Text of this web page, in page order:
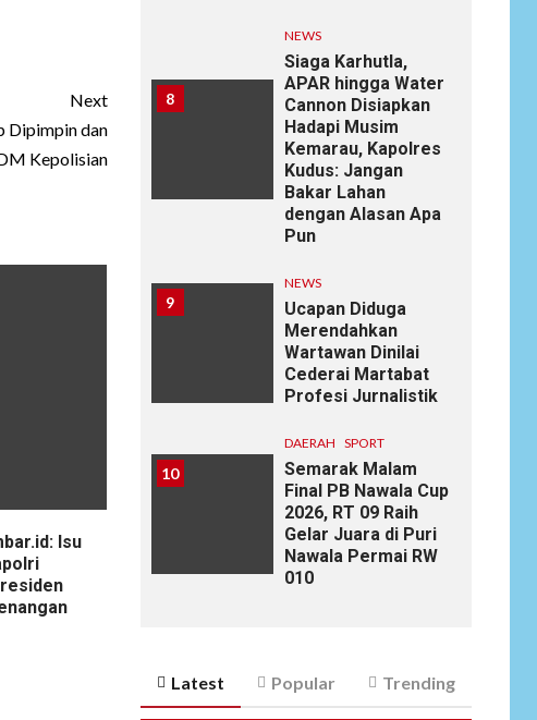
Next
Dipimpin dan
Kepolisian
Isu
8
NEWS
Siaga Karhutla,
APAR hingga Water
Cannon Disiapkan
Hadapi Musim
Kemarau, Kapolres
Kudus: Jangan
Bakar Lahan
dengan Alasan Apa
Pun
9
NEWS
Ucapan Diduga
Merendahkan
Wartawan Dinilai
Cederai Martabat
Profesi Jurnalistik
10
DAERAH SPORT
Semarak Malam
Final PB Nawala Cup
2026, RT 09 Raih
Gelar Juara di Puri
Nawala Permai RW
010
Latest Popular Trending